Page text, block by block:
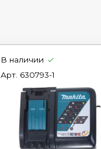
В наличии
Арт. 630793-1